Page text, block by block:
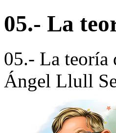
05.- La
05.- La teoría
Ángel Llull